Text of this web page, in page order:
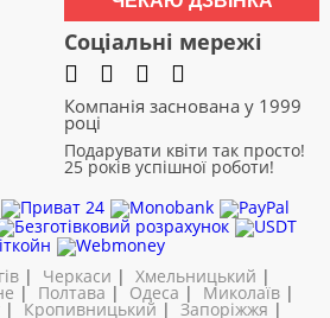
Соціальні мережі
Компанія заснована у 1999
році
Подарувати квіти так просто!
25 років успішної роботи!
| Черкаси | Хмельницький |
| Полтава | Одеса | Миколаїв |
|Кропивницький | Запоріжжя |